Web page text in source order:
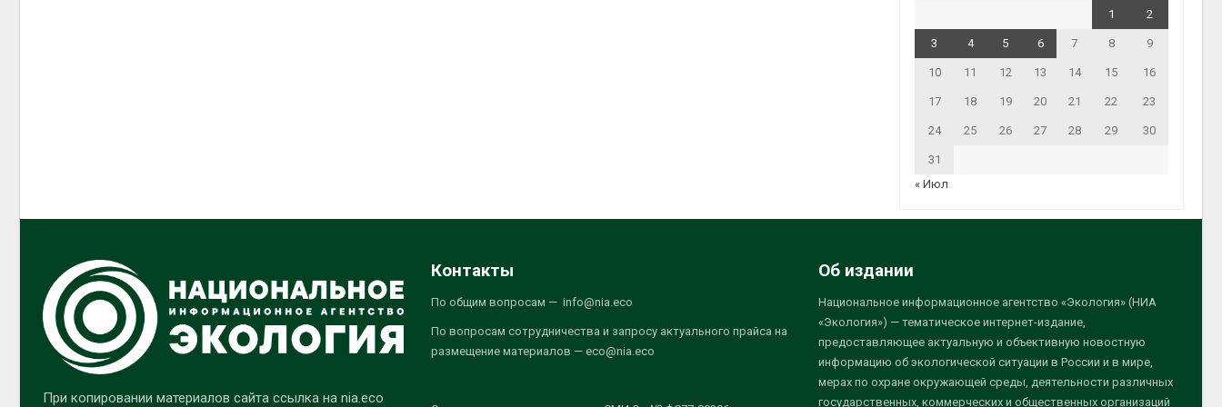
1 2
3 4 5 6 7 8 9
10 11 12 13 14 15 16
17 18 19 20 21 22 23
24 25 26 27 28 29 30
31
« Июл
При копировании материалов сайта ссылка на nia.eco
Контакты
По общим вопросам — info@nia.eco
По вопросам сотрудничества и запросу актуального прайса на
размещение материалов — eco@nia.eco
Об издании
Национальное информационное агентство «Экология» (НИА
«Экология») — тематическое интернет-издание,
предоставляющее актуальную и объективную новостную
информацию об экологической ситуации в России и в мире,
мерах по охране окружающей среды, деятельности различных
государственных, коммерческих и общественных организаций